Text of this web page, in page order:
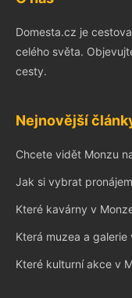
Domesta.cz je
celého světa.
cesty.
Nejnovější
Chcete vidět Monzu
Jak si vybrat
Které kavárny v
Která muzea a galerie
Které kulturní akce v